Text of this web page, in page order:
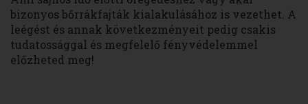
bizonyos bőrrákfajták kialakulásához is vezethet. A
leégést és annak következményeit pedig csakis
tudatossággal és megfelelő fényvédelemmel
előzheted meg!